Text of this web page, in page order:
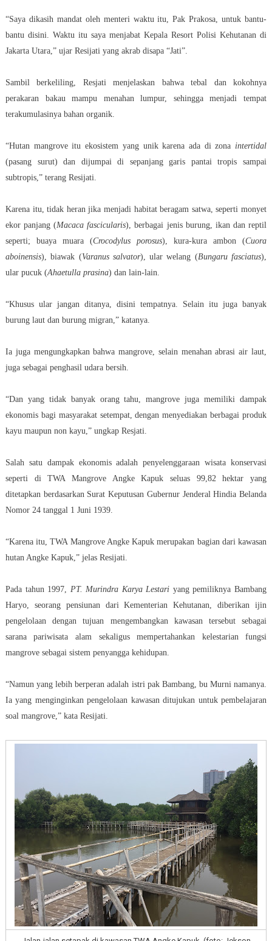
“Saya dikasih mandat oleh menteri waktu itu, Pak Prakosa, untuk bantu-
bantu disini. Waktu itu saya menjabat Kepala Resort Polisi Kehutanan di
Jakarta Utara,” ujar Resijati yang akrab disapa “Jati”.
Sambil berkeliling, Resjati menjelaskan bahwa tebal dan kokohnya
perakaran bakau mampu menahan lumpur, sehingga menjadi tempat
terakumulasinya bahan organik.
“Hutan mangrove itu ekosistem yang unik karena ada di zona intertidal
(pasang surut) dan dijumpai di sepanjang garis pantai tropis sampai
subtropis,” terang Resijati.
Karena itu, tidak heran jika menjadi habitat beragam satwa, seperti monyet
ekor panjang (Macaca fascicularis), berbagai jenis burung, ikan dan reptil
seperti; buaya muara (Crocodylus porosus), kura-kura ambon (Cuora
aboinensis), biawak (Varanus salvator), ular welang (Bungaru fasciatus),
ular pucuk (Ahaetulla prasina) dan lain-lain.
“Khusus ular jangan ditanya, disini tempatnya. Selain itu juga banyak
burung laut dan burung migran,” katanya.
Ia juga mengungkapkan bahwa mangrove, selain menahan abrasi air laut,
juga sebagai penghasil udara bersih.
“Dan yang tidak banyak orang tahu, mangrove juga memiliki dampak
ekonomis bagi masyarakat setempat, dengan menyediakan berbagai produk
kayu maupun non kayu,” ungkap Resjati.
Salah satu dampak ekonomis adalah penyelenggaraan wisata konservasi
seperti di TWA Mangrove Angke Kapuk seluas 99,82 hektar yang
ditetapkan berdasarkan Surat Keputusan Gubernur Jenderal Hindia Belanda
Nomor 24 tanggal 1 Juni 1939.
“Karena itu, TWA Mangrove Angke Kapuk merupakan bagian dari kawasan
hutan Angke Kapuk,” jelas Resijati.
Pada tahun 1997, PT. Murindra Karya Lestari yang pemiliknya Bambang
Haryo, seorang pensiunan dari Kementerian Kehutanan, diberikan ijin
pengelolaan dengan tujuan mengembangkan kawasan tersebut sebagai
sarana pariwisata alam sekaligus mempertahankan kelestarian fungsi
mangrove sebagai sistem penyangga kehidupan.
“Namun yang lebih berperan adalah istri pak Bambang, bu Murni namanya.
Ia yang menginginkan pengelolaan kawasan ditujukan untuk pembelajaran
soal mangrove,” kata Resijati.